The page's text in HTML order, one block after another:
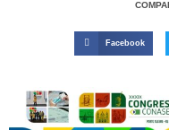
Facebook